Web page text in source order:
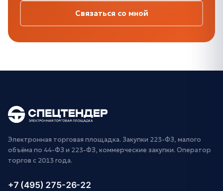
Связаться со мной
Электронная торговая площадка. Закупки 223-ФЗ, малого
объёма по 44-ФЗ и 223-ФЗ, коммерческие закупки. Оператор
торгов с 2013 года.
+7 (495) 275-26-22